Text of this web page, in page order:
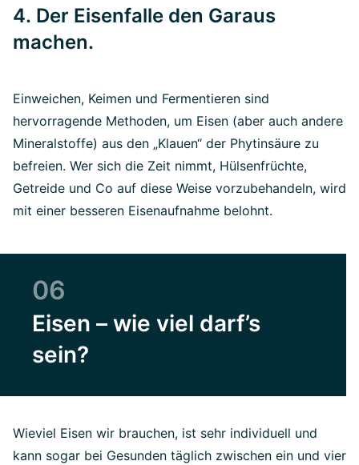
4. Der Eisenfalle den Garaus
machen.
Einweichen, Keimen und Fermentieren sind
hervorragende Methoden, um Eisen (aber auch andere
Mineralstoffe) aus den „Klauen“ der Phytinsäure zu
befreien. Wer sich die Zeit nimmt, Hülsenfrüchte,
Getreide und Co auf diese Weise vorzubehandeln, wird
mit einer besseren Eisenaufnahme belohnt.
06
Eisen – wie viel darf’s
sein?
Wieviel Eisen wir brauchen, ist sehr individuell und
kann sogar bei Gesunden täglich zwischen ein und vier